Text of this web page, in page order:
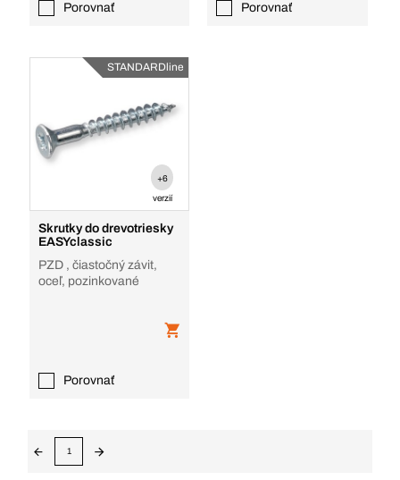
Porovnať Porovnať
STANDARDline
+6
verzií
Skrutky do drevotriesky
EASYclassic
PZD , čiastočný závit,
oceľ, pozinkované
Porovnať
1